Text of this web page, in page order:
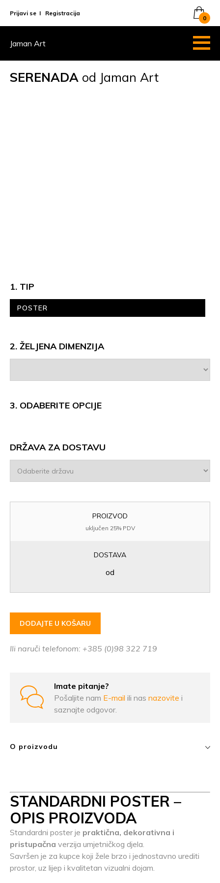
Prijavi se I Registracija
0
Jaman Art
SERENADA od Jaman Art
1. TIP
POSTER
2. ŽELJENA DIMENZIJA
3. ODABERITE OPCIJE
DRŽAVA ZA DOSTAVU
PROIZVOD
uključen 25% PDV
DOSTAVA
od
DODAJTE U KOŠARU
Ili naruči telefonom: +385 (0)98 322 719
Imate pitanje?
Pošaljite nam E-mail ili nas nazovite i
saznajte odgovor.
O proizvodu
STANDARDNI POSTER –
OPIS PROIZVODA
Standardni poster je praktična, dekorativna i
pristupačna verzija umjetničkog djela.
Savršen je za kupce koji žele brzo i jednostavno urediti
prostor, uz lijep i kvalitetan vizualni dojam.